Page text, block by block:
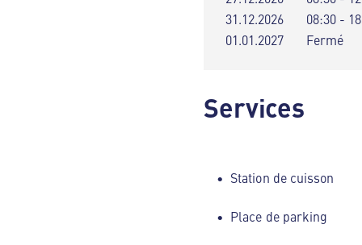
31.12.2026
08:30 -
01.01.2027
Fermé
Services
Station de cuisson
Place de parking